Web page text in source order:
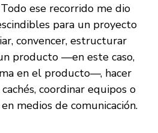
ese recorrido me dio
para un proyecto
convencer, estructurar
producto —en este caso,
en el producto—, hacer
coordinar equipos o
medios de comunicación.